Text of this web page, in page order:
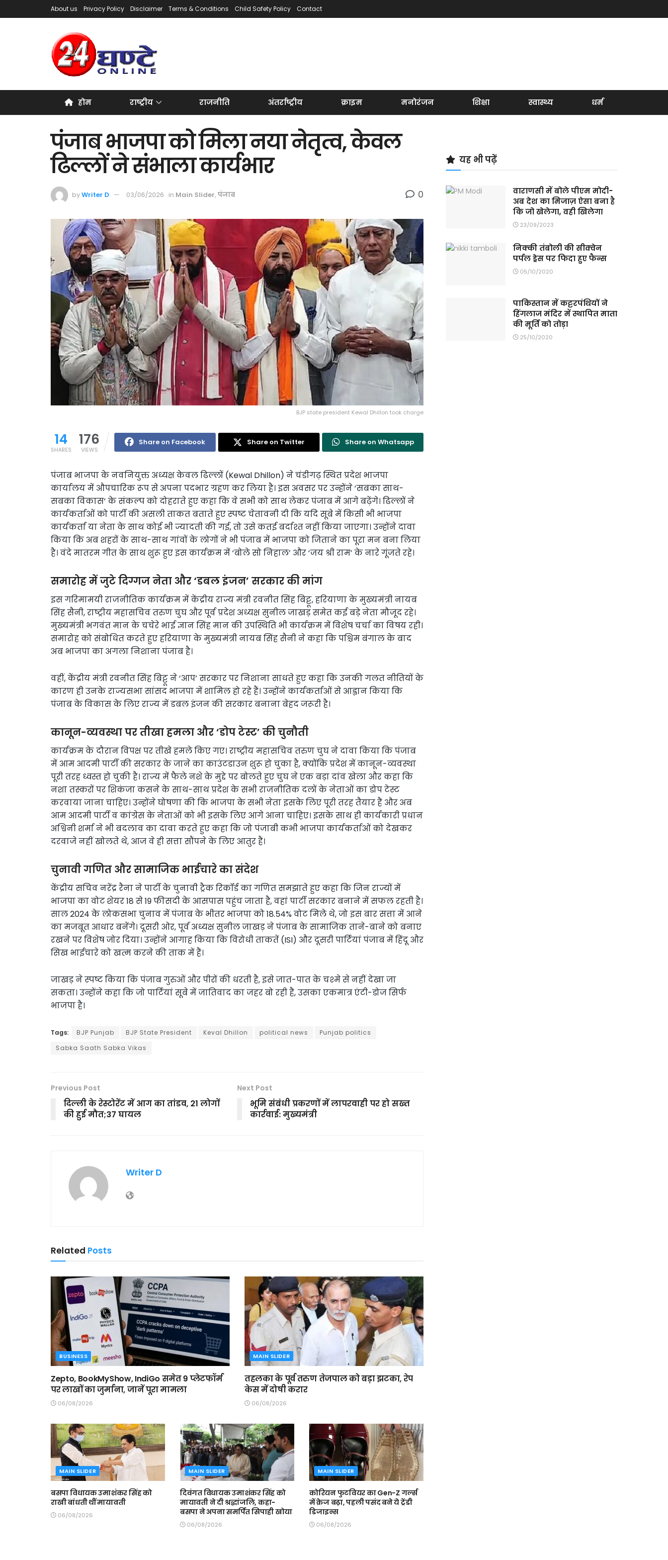
About us Privacy Policy Disclaimer Terms & Conditions Child Safety Policy Contact
होम राष्ट्रीय राजनीति अंतर्राष्ट्रीय क्राइम मनोरंजन शिक्षा स्वास्थ्य धर्म
पंजाब भाजपा को मिला नया नेतृत्व, केवल
ढिल्लों ने संभाला कार्यभार
byWriter D 03/06/2026 in Main Slider, पंजाब 0
BJP state president Kewal Dhillon took charge
14
SHARES
176
VIEWS
Share on Facebook Share on Twitter Share on Whatsapp
पंजाब भाजपा के नवनियुक्त अध्यक्ष केवल ढिल्लों (Kewal Dhillon) ने चंडीगढ़ स्थित प्रदेश भाजपा
कार्यालय में औपचारिक रूप से अपना पदभार ग्रहण कर लिया है। इस अवसर पर उन्होंने ‘सबका साथ-
सबका विकास’ के संकल्प को दोहराते हुए कहा कि वे सभी को साथ लेकर पंजाब में आगे बढ़ेंगे। ढिल्लों ने
कार्यकर्ताओं को पार्टी की असली ताकत बताते हुए स्पष्ट चेतावनी दी कि यदि सूबे में किसी भी भाजपा
कार्यकर्ता या नेता के साथ कोई भी ज्यादती की गई, तो उसे कतई बर्दाश्त नहीं किया जाएगा। उन्होंने दावा
किया कि अब शहरों के साथ-साथ गांवों के लोगों ने भी पंजाब में भाजपा को जिताने का पूरा मन बना लिया
है। वंदे मातरम गीत के साथ शुरू हुए इस कार्यक्रम में ‘बोले सो निहाल’ और ‘जय श्री राम’ के नारे गूंजते रहे।
समारोह में जुटे दिग्गज नेता और ‘डबल इंजन’ सरकार की मांग
इस गरिमामयी राजनीतिक कार्यक्रम में केंद्रीय राज्य मंत्री रवनीत सिंह बिट्टू, हरियाणा के मुख्यमंत्री नायब
सिंह सैनी, राष्ट्रीय महासचिव तरुण चुघ और पूर्व प्रदेश अध्यक्ष सुनील जाखड़ समेत कई बड़े नेता मौजूद रहे।
मुख्यमंत्री भगवंत मान के चचेरे भाई ज्ञान सिंह मान की उपस्थिति भी कार्यक्रम में विशेष चर्चा का विषय रही।
समारोह को संबोधित करते हुए हरियाणा के मुख्यमंत्री नायब सिंह सैनी ने कहा कि पश्चिम बंगाल के बाद
अब भाजपा का अगला निशाना पंजाब है।
वहीं, केंद्रीय मंत्री रवनीत सिंह बिट्टू ने ‘आप’ सरकार पर निशाना साधते हुए कहा कि उनकी गलत नीतियों के
कारण ही उनके राज्यसभा सांसद भाजपा में शामिल हो रहे हैं। उन्होंने कार्यकर्ताओं से आह्वान किया कि
पंजाब के विकास के लिए राज्य में डबल इंजन की सरकार बनाना बेहद जरूरी है।
कानून-व्यवस्था पर तीखा हमला और ‘डोप टेस्ट’ की चुनौती
कार्यक्रम के दौरान विपक्ष पर तीखे हमले किए गए। राष्ट्रीय महासचिव तरुण चुघ ने दावा किया कि पंजाब
में आम आदमी पार्टी की सरकार के जाने का काउंटडाउन शुरू हो चुका है, क्योंकि प्रदेश में कानून-व्यवस्था
पूरी तरह ध्वस्त हो चुकी है। राज्य में फैले नशे के मुद्दे पर बोलते हुए चुघ ने एक बड़ा दांव खेला और कहा कि
नशा तस्करों पर शिकंजा कसने के साथ-साथ प्रदेश के सभी राजनीतिक दलों के नेताओं का डोप टेस्ट
करवाया जाना चाहिए। उन्होंने घोषणा की कि भाजपा के सभी नेता इसके लिए पूरी तरह तैयार हैं और अब
आम आदमी पार्टी व कांग्रेस के नेताओं को भी इसके लिए आगे आना चाहिए। इसके साथ ही कार्यकारी प्रधान
अश्विनी शर्मा ने भी बदलाव का दावा करते हुए कहा कि जो पंजाबी कभी भाजपा कार्यकर्ताओं को देखकर
दरवाजे नहीं खोलते थे, आज वे ही सत्ता सौंपने के लिए आतुर हैं।
चुनावी गणित और सामाजिक भाईचारे का संदेश
केंद्रीय सचिव नरेंद्र रैना ने पार्टी के चुनावी ट्रैक रिकॉर्ड का गणित समझाते हुए कहा कि जिन राज्यों में
भाजपा का वोट शेयर 18 से 19 फीसदी के आसपास पहुंच जाता है, वहां पार्टी सरकार बनाने में सफल रहती है।
साल 2024 के लोकसभा चुनाव में पंजाब के भीतर भाजपा को 18.54% वोट मिले थे, जो इस बार सत्ता में आने
का मजबूत आधार बनेंगे। दूसरी ओर, पूर्व अध्यक्ष सुनील जाखड़ ने पंजाब के सामाजिक ताने-बाने को बनाए
रखने पर विशेष जोर दिया। उन्होंने आगाह किया कि विरोधी ताकतें (ISI) और दूसरी पार्टियां पंजाब में हिंदू और
सिख भाईचारे को खत्म करने की ताक में हैं।
जाखड़ ने स्पष्ट किया कि पंजाब गुरुओं और पीरों की धरती है, इसे जात-पात के चश्मे से नहीं देखा जा
सकता। उन्होंने कहा कि जो पार्टियां सूबे में जातिवाद का जहर बो रही हैं, उसका एकमात्र एंटी-डोज सिर्फ
भाजपा है।
Tags: BJP Punjab BJP State President Keval Dhillon political news
Punjab politics
Sabka Saath Sabka Vikas
Previous Post
दिल्ली के रेस्टोरेंट में आग का तांडव, 21 लोगों
की हुई मौत;37 घायल
Next Post
भूमि संबंधी प्रकरणों में लापरवाही पर हो सख्त
कार्रवाई: मुख्यमंत्री
Writer D
Related Posts
BUSINESS
Zepto, BookMyShow, IndiGo समेत 9 प्लेटफॉर्म
पर लाखों का जुर्माना, जानें पूरा मामला
06/08/2026
MAIN SLIDER
तहलका के पूर्व तरुण तेजपाल को बड़ा झटका, रेप
केस में दोषी करार
06/08/2026
MAIN SLIDER
बसपा विधायक उमाशंकर सिंह को
राखी बांधती थीं मायावती
06/08/2026
MAIN SLIDER
दिवंगत विधायक उमाशंकर सिंह को
मायावती ने दी श्रद्धांजलि, कहा-
बसपा ने अपना समर्पित सिपाही खोया
06/08/2026
MAIN SLIDER
कोरियन फुटवियर का Gen-Z गर्ल्स
में क्रेज बढ़ा, पहली पसंद बने ये ट्रेंडी
डिजाइन्स
06/08/2026
यह भी पढ़ें
वाराणसी में बोले पीएम मोदी-
अब देश का मिजाज़ ऐसा बना है
कि जो खेलेगा, वही खिलेगा
23/09/2023
निक्की तंबोली की सीक्वेन
पर्पल ड्रेस पर फिदा हुए फैन्स
05/10/2020
पाकिस्तान में कट्टरपंथियों ने
हिंगलाज मंदिर में स्थापित माता
की मूर्ति को तोड़ा
25/10/2020